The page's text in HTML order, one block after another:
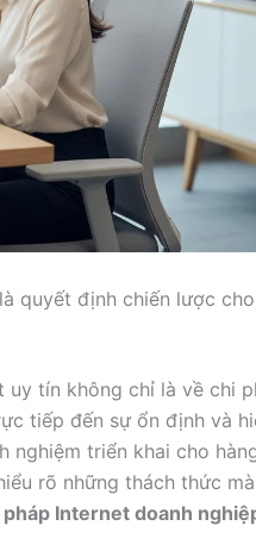
quyết định chiến lược
tín không chỉ là về chi
tiếp đến sự ổn định và
nghiệm triển khai cho
rõ những thách thức
pháp Internet doanh